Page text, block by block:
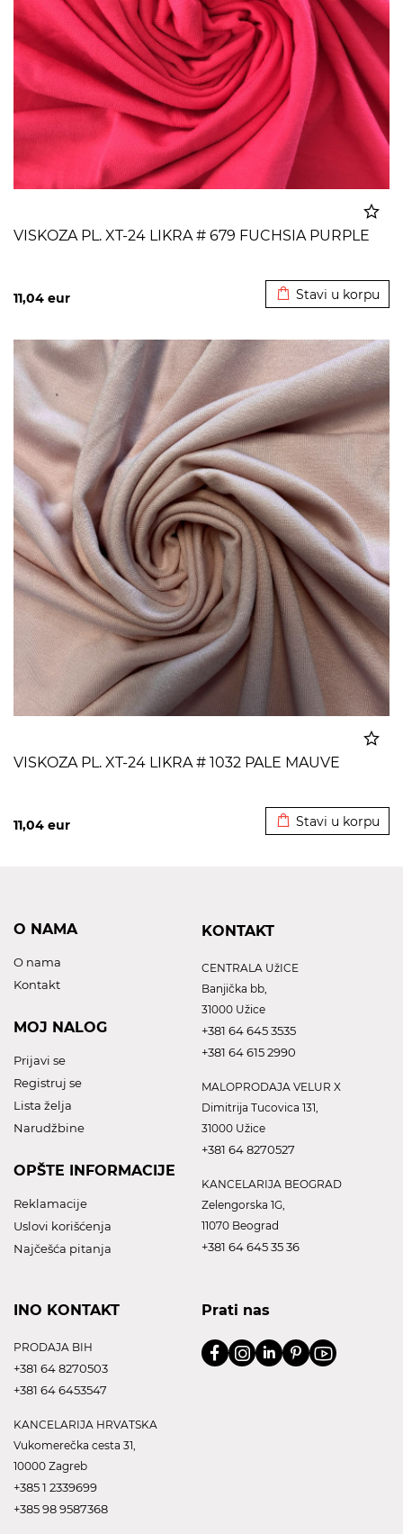
VISKOZA PL. XT-24 LIKRA # 679 FUCHSIA PURPLE
11,04 eur Stavi u korpu
VISKOZA PL. XT-24 LIKRA # 1032 PALE MAUVE
11,04 eur Stavi u korpu
O NAMA
O nama
Kontakt
MOJ NALOG
Prijavi se
Registruj se
Lista želja
Narudžbine
OPŠTE INFORMACIJE
Reklamacije
Uslovi korišćenja
Najčešća pitanja
KONTAKT
CENTRALA UžICE
Banjička bb,
31000 Užice
+381 64 645 3535
+381 64 615 2990
MALOPRODAJA VELUR X
Dimitrija Tucovica 131,
31000 Užice
+381 64 8270527
KANCELARIJA BEOGRAD
Zelengorska 1G,
11070 Beograd
+381 64 645 35 36
INO KONTAKT
PRODAJA BIH
+381 64 8270503
+381 64 6453547
KANCELARIJA HRVATSKA
Vukomerečka cesta 31,
10000 Zagreb
+385 1 2339699
+385 98 9587368
Prati nas